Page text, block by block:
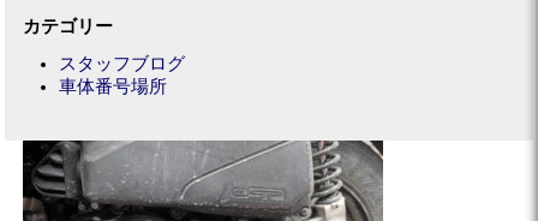
カテゴリー
スタッフブログ
車体番号場所